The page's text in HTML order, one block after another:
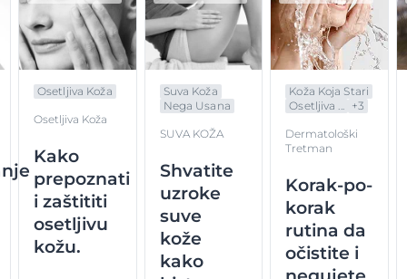
Osetljiva Koža
Osetljiva Koža
Kako
prepoznati
i zaštititi
osetljivu
kožu.
Suva Koža
Nega Usana
SUVA KOŽA
Shvatite
uzroke
suve
kože
kako
Koža Koja Stari
Osetljiva ...
+3
Dermatološki
Tretman
Korak-po-
korak
rutina da
očistite i